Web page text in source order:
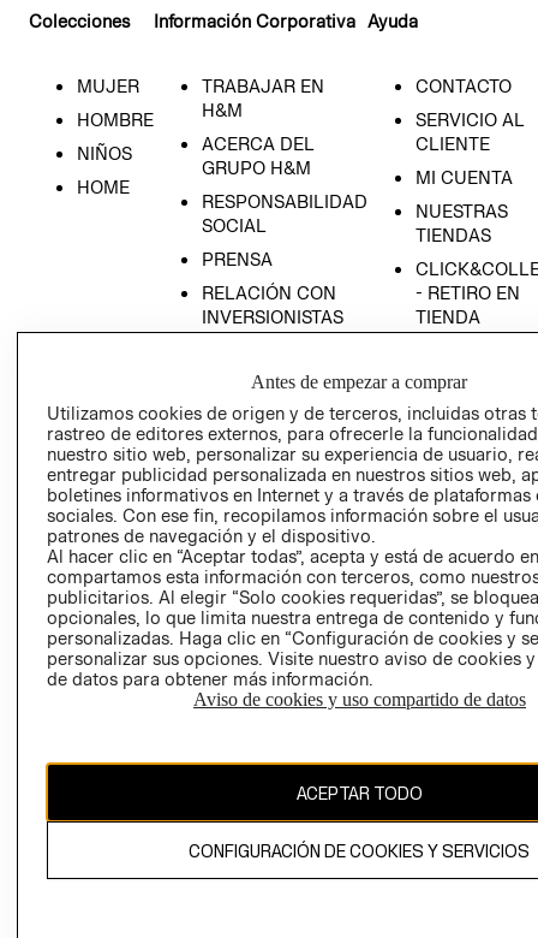
Colecciones
MUJER
HOMBRE
NIÑOS
HOME
Información Corporativa
TRABAJAR EN
H&M
ACERCA DEL
GRUPO H&M
RESPONSABILIDAD
SOCIAL
PRENSA
RELACIÓN CON
INVERSIONISTAS
EMPRESARIAL
Ayuda
CONTACTO
SERVICIO AL
CLIENTE
MI CUENTA
NUESTRAS
TIENDAS
- RETIRO EN
TIENDA
CONDICIONES
AVISO DE
PRIVACIDAD
GIFT CARD
AVISO DE
COOKIES
Chile ($)
El contenido de esta página web está protegido por copyright y es
propiedad de H&M Hennes & Mauritz AB.
Antes de empezar a comprar
Utilizamos cookies de origen y de terceros, incluidas otras
rastreo de editores externos, para ofrecerle la
nuestro sitio web, personalizar su experiencia de usuario,
entregar publicidad personalizada en nuestros sitios web,
boletines informativos en Internet y a través de plataformas
sociales. Con ese fin, recopilamos información sobre el
patrones de navegación y el dispositivo.
Al hacer clic en “Aceptar todas”, acepta y está de acuerdo
compartamos esta información con terceros, como
publicitarios. Al elegir “Solo cookies requeridas”, se
opcionales, lo que limita nuestra entrega de contenido y
personalizadas. Haga clic en “Configuración de cookies y
personalizar sus opciones. Visite nuestro aviso de cookies
de datos para obtener más información.
Aviso de cookies y uso compartido de datos
ACEPTAR TODO
CONFIGURACIÓN DE COOKIES Y SERVICIOS